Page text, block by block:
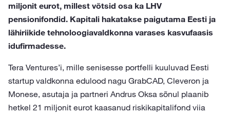
miljonit eurot, millest võtsid osa ka LHV
pensionifondid. Kapitali hakatakse paigutama Eesti ja
lähiriikide tehnoloogiavaldkonna varases kasvufaasis
idufirmadesse.
Tera Ventures’i, mille senisesse portfelli kuuluvad Eesti
startup valdkonna edulood nagu GrabCAD, Cleveron ja
Monese, asutaja ja partneri Andrus Oksa sõnul plaanib
hetkel 21 miljonit eurot kaasanud riskikapitalifond viia